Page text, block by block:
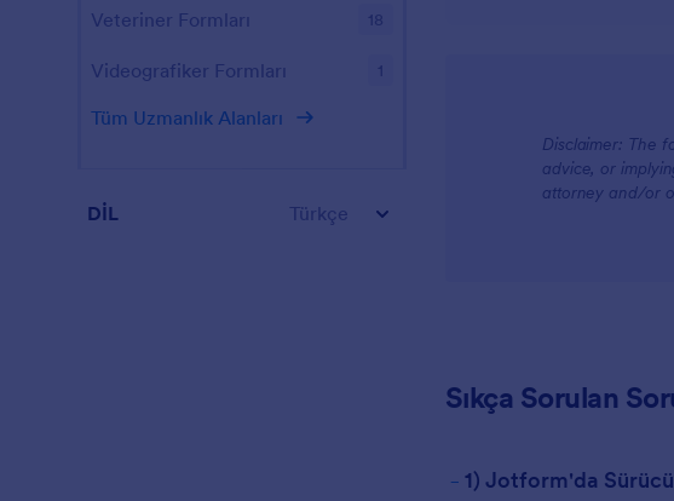
Disclaimer: The
advice, or
attorney and/or
Sıkça Sorulan
- 1) Jotform'da
Veteriner Formları 18
Videografiker Formları 1
Tüm Uzmanlık Alanları
DİL Türkçe